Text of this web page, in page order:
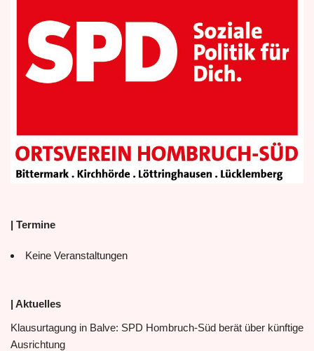
| Termine
Keine Veranstaltungen
| Aktuelles
Klausurtagung in Balve: SPD Hombruch-Süd berät über künftige
Ausrichtung